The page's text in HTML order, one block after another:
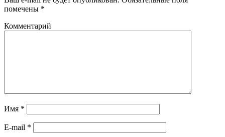
помечены *
Комментарий
Имя *
E-mail *